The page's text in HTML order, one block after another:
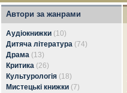
Автори за жанрами
Аудіокнижки (10)
Дитяча література (74)
Драма (13)
Критика (26)
Культурологія (18)
Мистецькі книжки (7)